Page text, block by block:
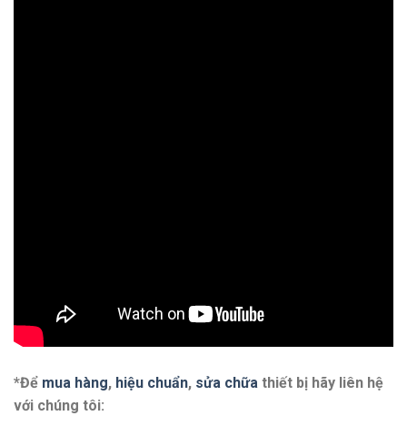
*Để mua hàng, hiệu chuẩn, sửa chữa thiết bị hãy liên hệ
với chúng tôi: